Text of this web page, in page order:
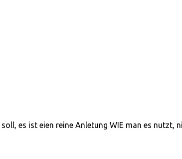
es ist eien reine Anletung WIE man es nutzt,